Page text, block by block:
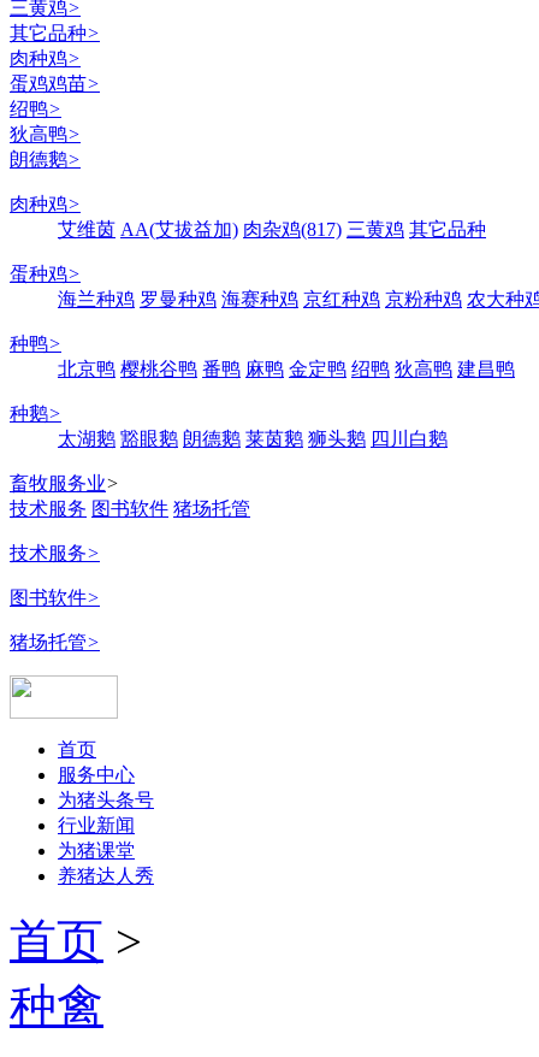
三黄鸡>
其它品种>
肉种鸡>
蛋鸡鸡苗>
绍鸭>
狄高鸭>
朗德鹅>
肉种鸡>
艾维茵 AA(艾拔益加) 肉杂鸡(817) 三黄鸡 其它品种
蛋种鸡>
海兰种鸡 罗曼种鸡 海赛种鸡 京红种鸡 京粉种鸡 农大种
种鸭>
北京鸭 樱桃谷鸭 番鸭 麻鸭 金定鸭 绍鸭 狄高鸭 建昌鸭
种鹅>
太湖鹅 豁眼鹅 朗德鹅 莱茵鹅 狮头鹅 四川白鹅
畜牧服务业>
技术服务 图书软件 猪场托管
技术服务>
图书软件>
猪场托管>
首页
服务中心
为猪头条号
行业新闻
为猪课堂
养猪达人秀
首页 >
种禽